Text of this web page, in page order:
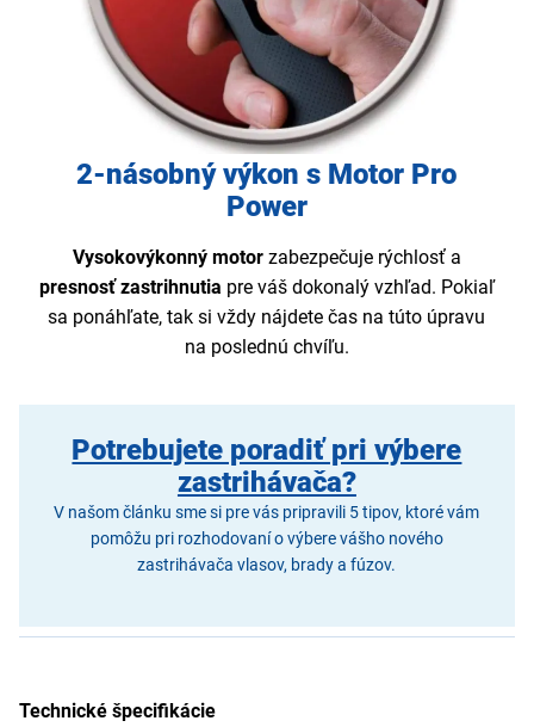
2-násobný výkon s Motor Pro
Power
Vysokovýkonný motor zabezpečuje rýchlosť a
presnosť zastrihnutia pre váš dokonalý vzhľad. Pokiaľ
sa ponáhľate, tak si vždy nájdete čas na túto úpravu
na poslednú chvíľu.
Potrebujete poradiť pri výbere
zastrihávača?
V našom článku sme si pre vás pripravili 5 tipov, ktoré vám
pomôžu pri rozhodovaní o výbere vášho nového
zastrihávača vlasov, brady a fúzov.
Technické špecifikácie